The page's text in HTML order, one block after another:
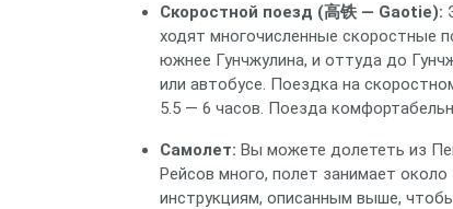
Скоростной поезд (高铁 — Gaotie):
ходят многочисленные скоростные
южнее Гунчжулина, и оттуда до
или автобусе. Поездка на
5.5 — 6 часов. Поезда
Самолет: Вы можете долететь из
Рейсов много, полет занимает
инструкциям, описанным выше,